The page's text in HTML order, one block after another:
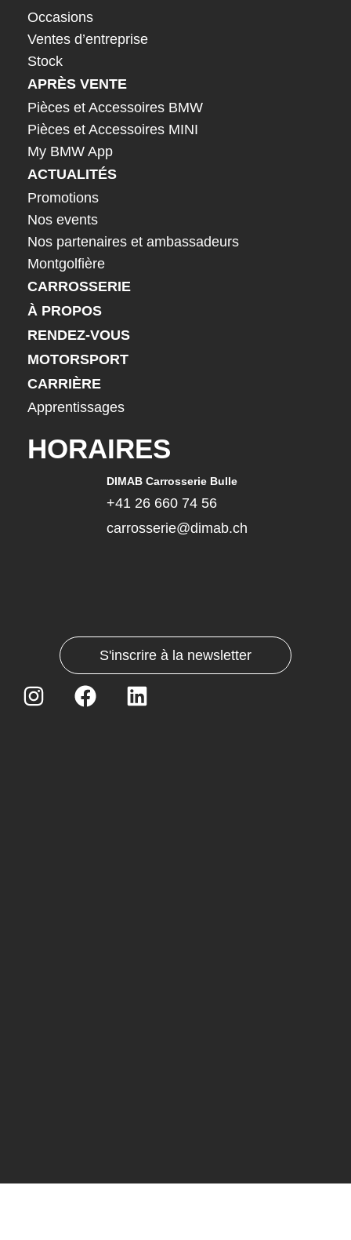
Occasions
Ventes d’entreprise
Stock
APRÈS VENTE
Pièces et Accessoires BMW
Pièces et Accessoires MINI
My BMW App
ACTUALITÉS
Promotions
Nos events
Nos partenaires et ambassadeurs
Montgolfière
CARROSSERIE
À PROPOS
RENDEZ-VOUS
MOTORSPORT
CARRIÈRE
Apprentissages
HORAIRES
DIMAB Carrosserie Bulle
+41 26 660 74 56
carrosserie@dimab.ch
S'inscrire à la newsletter